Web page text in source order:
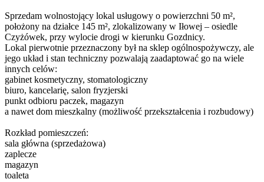
Sprzedam wolnostojący lokal usługowy o powierzchni 50 m²,
położony na działce 145 m², zlokalizowany w Iłowej – osiedle
Czyżówek, przy wylocie drogi w kierunku Gozdnicy.
Lokal pierwotnie przeznaczony był na sklep ogólnospożywczy, ale
jego układ i stan techniczny pozwalają zaadaptować go na wiele
innych celów:
gabinet kosmetyczny, stomatologiczny
biuro, kancelarię, salon fryzjerski
punkt odbioru paczek, magazyn
a nawet dom mieszkalny (możliwość przekształcenia i rozbudowy)
Rozkład pomieszczeń:
sala główna (sprzedażowa)
zaplecze
magazyn
toaleta